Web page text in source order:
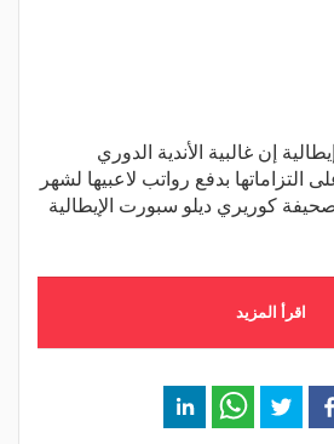
إن غالبية الأندية الدوري
التزاماتها بدفع رواتب لاعبيها لشهر
كوريري ديلو سبورت الإيطالية
اقرأ المزيد